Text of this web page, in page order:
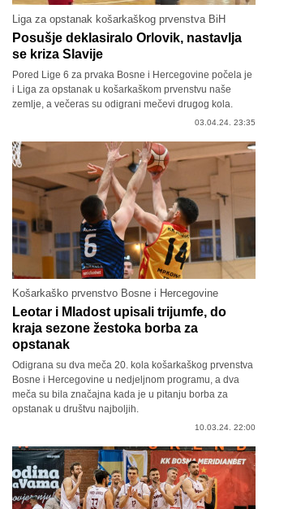
Liga za opstanak košarkaškog prvenstva BiH
Posušje deklasiralo Orlovik, nastavlja
se kriza Slavije
Pored Lige 6 za prvaka Bosne i Hercegovine počela je
i Liga za opstanak u košarkaškom prvenstvu naše
zemlje, a večeras su odigrani mečevi drugog kola.
03.04.24. 23:35
Košarkaško prvenstvo Bosne i Hercegovine
Leotar i Mladost upisali trijumfe, do
kraja sezone žestoka borba za
opstanak
Odigrana su dva meča 20. kola košarkaškog prvenstva
Bosne i Hercegovine u nedjeljnom programu, a dva
meča su bila značajna kada je u pitanju borba za
opstanak u društvu najboljih.
10.03.24. 22:00